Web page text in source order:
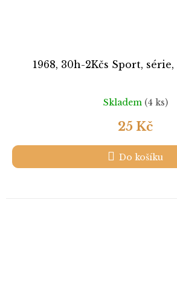
1968, 30h-2Kčs Sport, série,
Skladem (4 ks)
25 Kč
Do košíku